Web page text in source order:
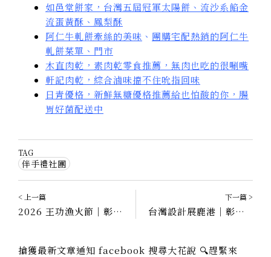
如邑堂餅家，台灣五屆冠軍太陽餅、流沙系餡金
流蛋黃酥、鳳梨酥
阿仁牛軋餅牽絲的美味 、 團購宅配熱銷的阿仁牛
軋餅菜單、門市
木直肉乾，素肉乾零食推薦，無肉也吃的很唰嘴
軒記肉乾，綜合滷味擋不住吮指回味
日青優格，新鮮無糖優格推薦給也怕酸的你，腸
胃好菌配送中
TAG
伴手禮社團
< 上一篇
2026 王功漁火節｜彰化咖啡廳推薦、彰化鹿港住宿
下一篇 >
台灣設計展鹿港｜彰旅行帶路、平安行、殿氣現場、圓未來之行
搶獲最新文章通知 facebook 搜尋大花說 🔍趕緊來